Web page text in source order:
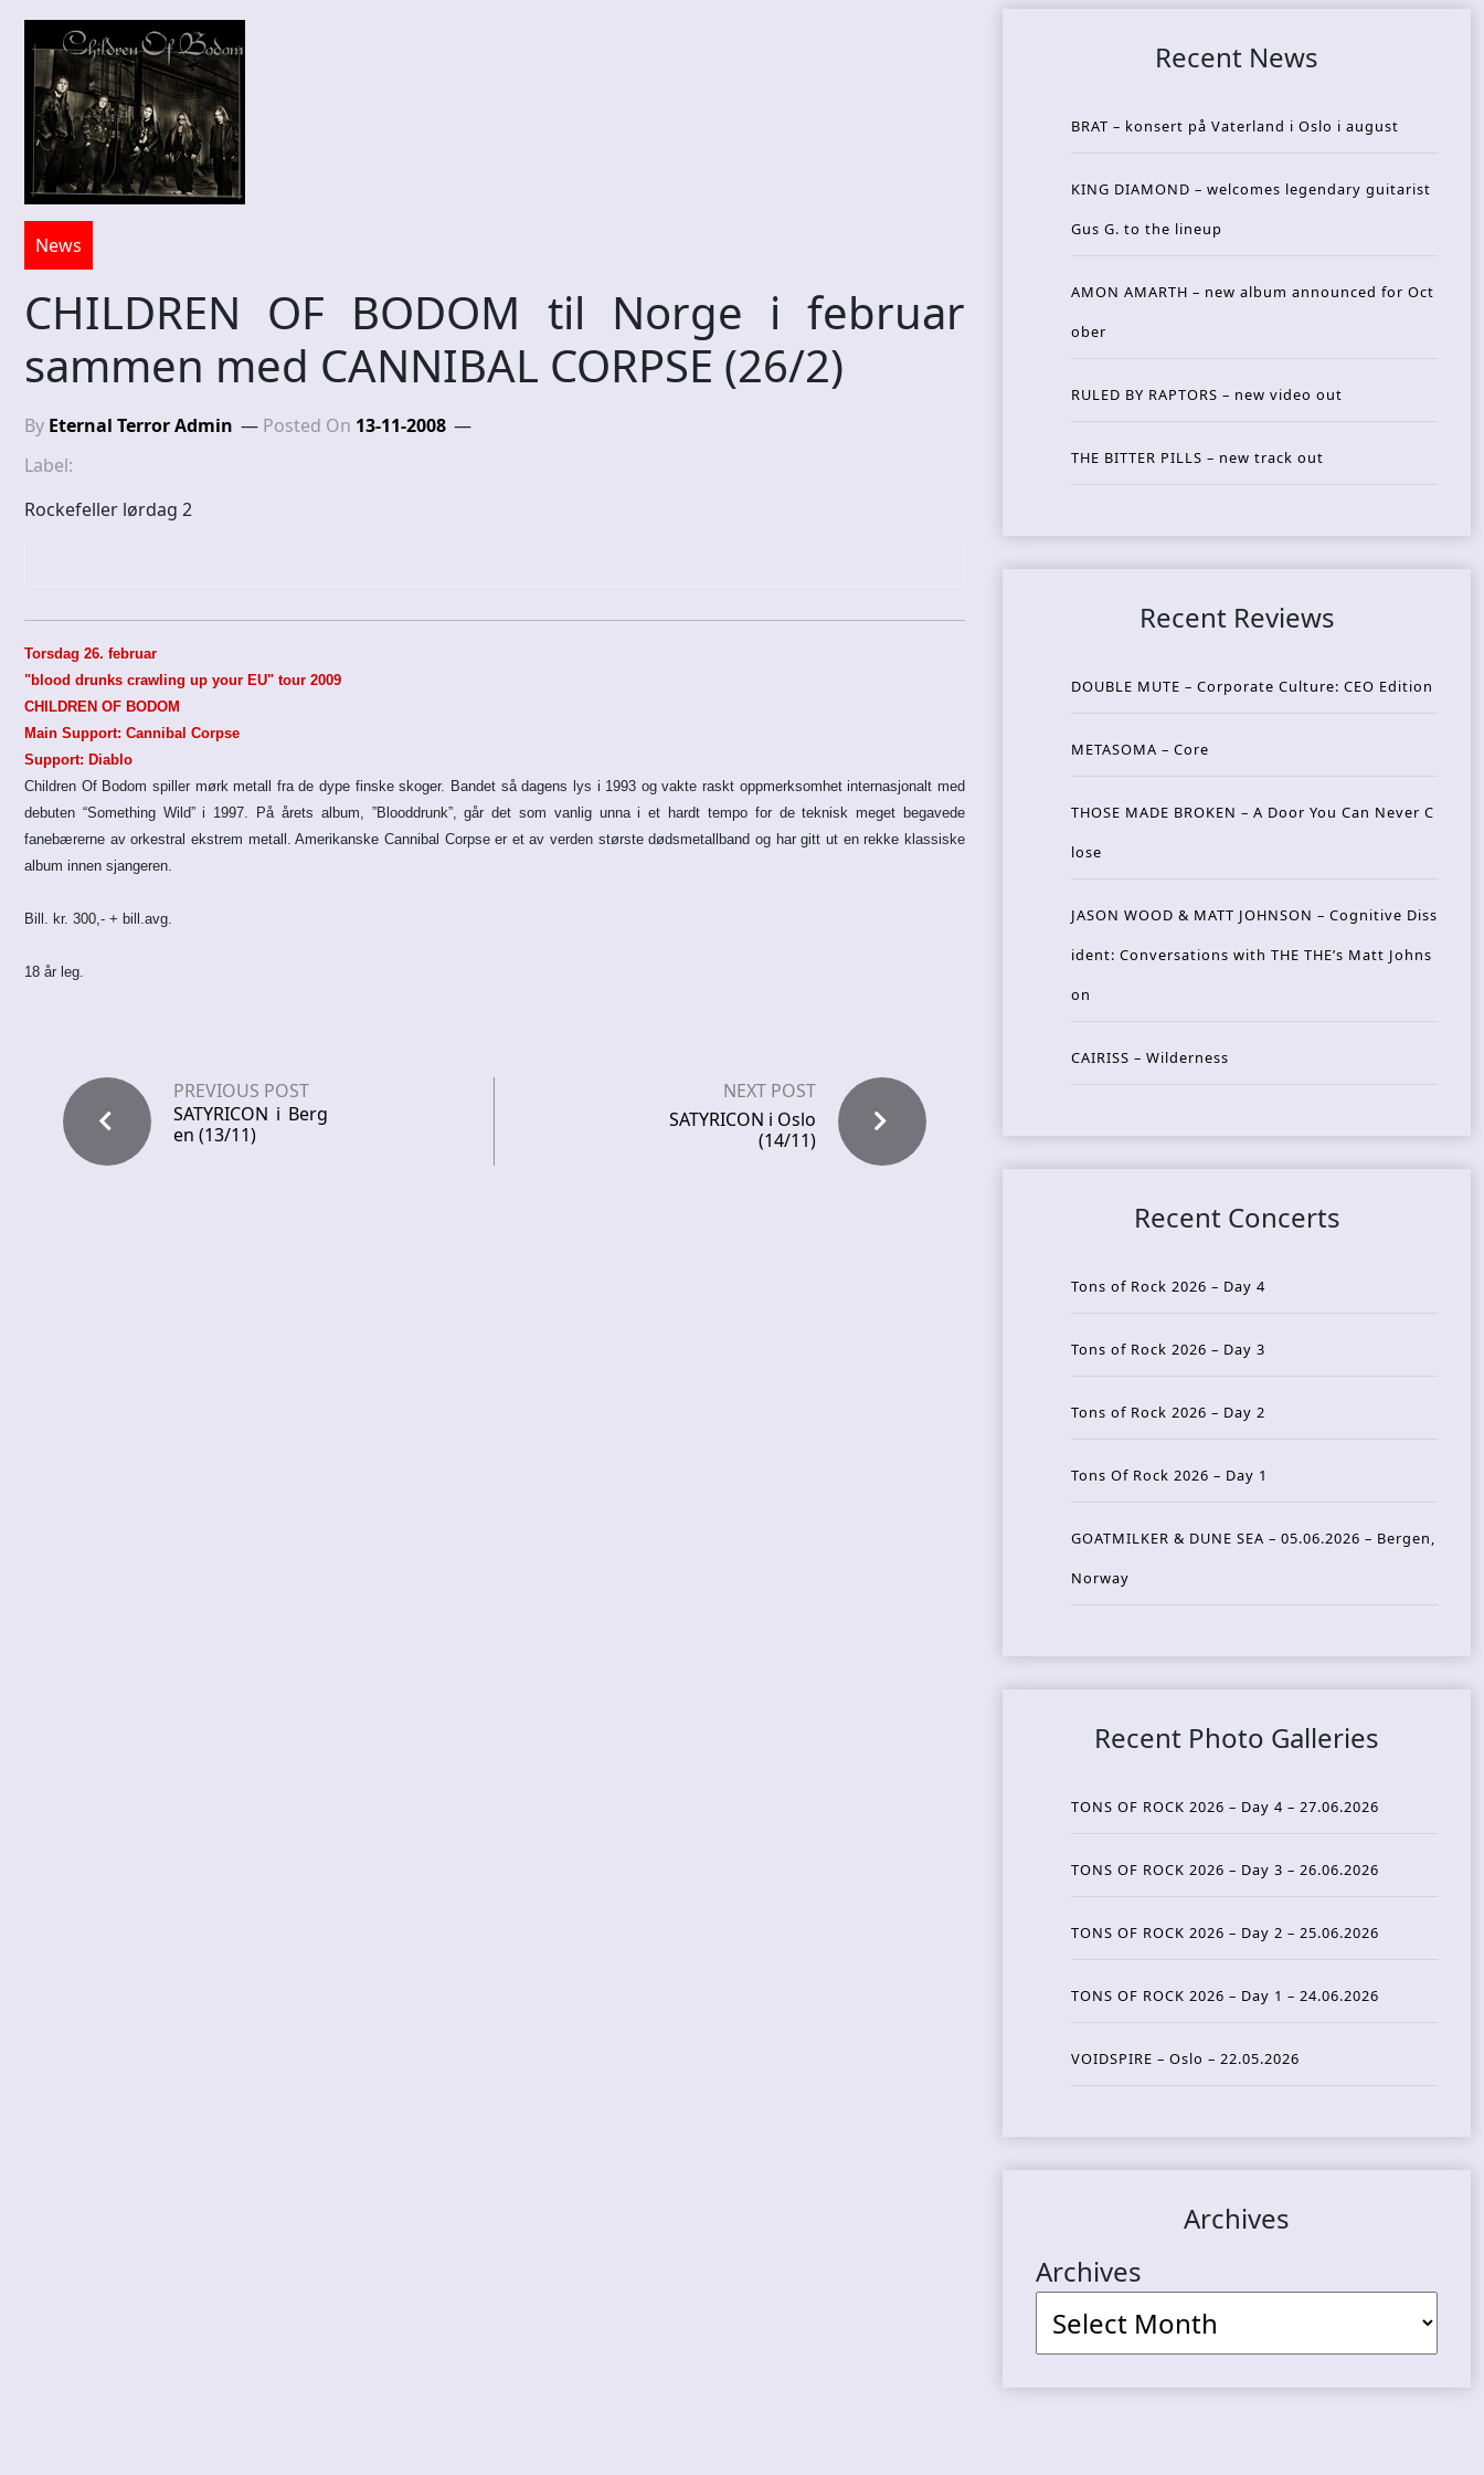
News
CHILDREN OF BODOM til Norge i februar
sammen med CANNIBAL CORPSE (26/2)
By Eternal Terror Admin Posted On 13-11-2008
Label:
Rockefeller lørdag 2
Torsdag 26. februar
"blood drunks crawling up your EU" tour 2009
CHILDREN OF BODOM
Main Support: Cannibal Corpse
Support: Diablo
Children Of Bodom spiller mørk metall fra de dype finske skoger. Bandet så dagens lys i 1993 og vakte raskt oppmerksomhet internasjonalt med
debuten “Something Wild” i 1997. På årets album, ”Blooddrunk”, går det som vanlig unna i et hardt tempo for de teknisk meget begavede
fanebærerne av orkestral ekstrem metall. Amerikanske Cannibal Corpse er et av verden største dødsmetallband og har gitt ut en rekke klassiske
album innen sjangeren.
Bill. kr. 300,- + bill.avg.
18 år leg.
PREVIOUS POST
SATYRICON i Berg
en (13/11)
NEXT POST
SATYRICON i Oslo
(14/11)
Recent News
BRAT – konsert på Vaterland i Oslo i august
KING DIAMOND – welcomes legendary guitarist
Gus G. to the lineup
AMON AMARTH – new album announced for Oct
ober
RULED BY RAPTORS – new video out
THE BITTER PILLS – new track out
Recent Reviews
DOUBLE MUTE – Corporate Culture: CEO Edition
METASOMA – Core
THOSE MADE BROKEN – A Door You Can Never C
lose
JASON WOOD & MATT JOHNSON – Cognitive Diss
ident: Conversations with THE THE’s Matt Johns
on
CAIRISS – Wilderness
Recent Concerts
Tons of Rock 2026 – Day 4
Tons of Rock 2026 – Day 3
Tons of Rock 2026 – Day 2
Tons Of Rock 2026 – Day 1
GOATMILKER & DUNE SEA – 05.06.2026 – Bergen,
Norway
Recent Photo Galleries
TONS OF ROCK 2026 – Day 4 – 27.06.2026
TONS OF ROCK 2026 – Day 3 – 26.06.2026
TONS OF ROCK 2026 – Day 2 – 25.06.2026
TONS OF ROCK 2026 – Day 1 – 24.06.2026
VOIDSPIRE – Oslo – 22.05.2026
Archives
Archives